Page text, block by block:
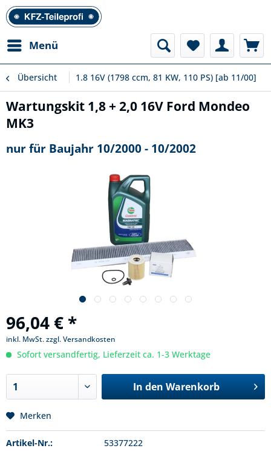
Menü
Übersicht 1.8 16V (1798 ccm, 81 KW, 110 PS) [ab 11/00]
Wartungskit 1,8 + 2,0 16V Ford Mondeo
MK3
nur für Baujahr 10/2000 - 10/2002
96,04 € *
inkl. MwSt.zzgl. Versandkosten
Sofort versandfertig, Lieferzeit ca. 1-3 Werktage
In den Warenkorb
Merken
Artikel-Nr.:
53377222